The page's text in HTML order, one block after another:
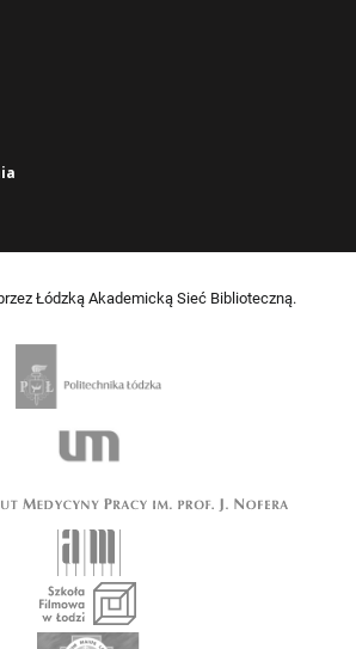
Łódzką Akademicką Sieć Biblioteczną.